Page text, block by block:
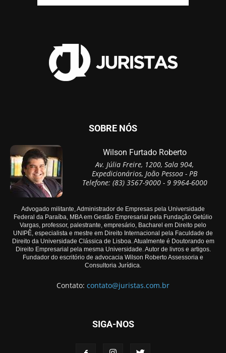
SOBRE NÓS
Wilson Furtado Roberto
Av. Júlia Freire, 1200, Sala 904,
Expedicionários, João Pessoa - PB
Telefone: (83) 3567-9000 - 9 9964-6000
Advogado militante, Administrador de Empresas pela Universidade
Federal da Paraíba, MBA em Gestão Empresarial pela Fundação Getúlio
Vargas, professor, palestrante, empresário, Bacharel em Direito pelo
UNIPÊ, especialista e mestre em Direito Internacional pela Faculdade de
Direito da Universidade Clássica de Lisboa. Atualmente é Doutorando em
Direito Empresarial pela mesma Universidade. Autor de livros e artigos.
Fundador do escritório de advocacia Wilson Roberto Assessoria e
Consultoria Jurídica.
Contato: contato@juristas.com.br
SIGA-NOS